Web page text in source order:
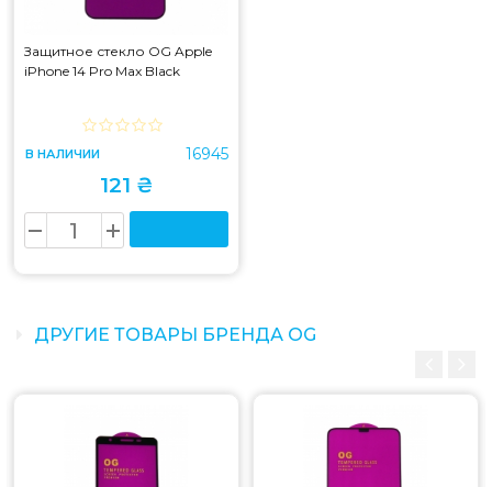
Защитное стекло OG Apple
iPhone 14 Pro Max Black
В НАЛИЧИИ 16945
121 ₴
ДРУГИЕ ТОВАРЫ БРЕНДА OG